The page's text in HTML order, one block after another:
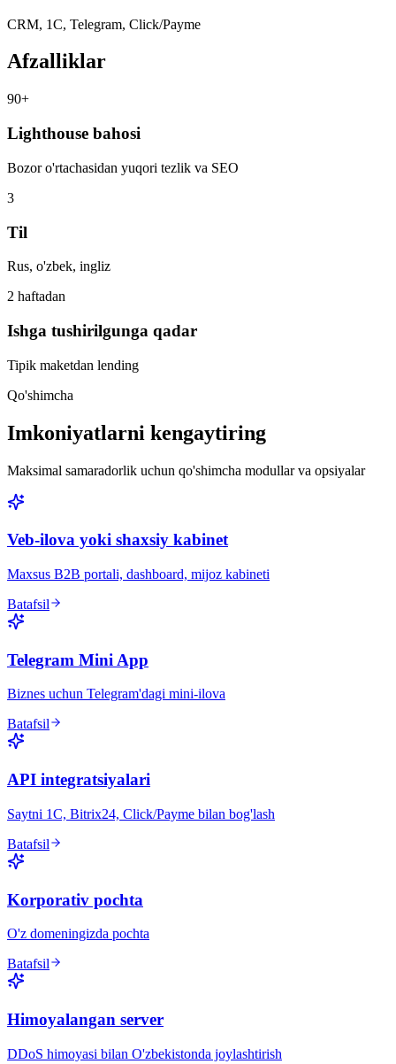
CRM, 1C, Telegram, Click/Payme
Afzalliklar
90+
Lighthouse bahosi
Bozor o'rtachasidan yuqori tezlik va SEO
3
Til
Rus, o'zbek, ingliz
2 haftadan
Ishga tushirilgunga qadar
Tipik maketdan lending
Qo'shimcha
Imkoniyatlarni kengaytiring
Maksimal samaradorlik uchun qo'shimcha modullar va opsiyalar
Veb-ilova yoki shaxsiy kabinet
Maxsus B2B portali, dashboard, mijoz kabineti
Batafsil
Telegram Mini App
Biznes uchun Telegram'dagi mini-ilova
Batafsil
API integratsiyalari
Saytni 1C, Bitrix24, Click/Payme bilan bog'lash
Batafsil
Korporativ pochta
O'z domeningizda pochta
Batafsil
Himoyalangan server
DDoS himoyasi bilan O'zbekistonda joylashtirish